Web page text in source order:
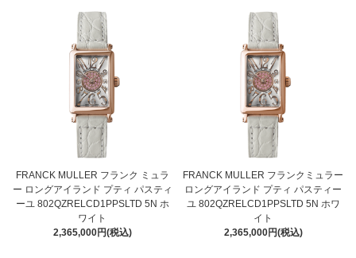
FRANCK MULLER フランク ミュラ
ー ロングアイランド プティ パスティ
ーユ 802QZRELCD1PPSLTD 5N ホ
ワイト
2,365,000円(税込)
FRANCK MULLER フランクミュラー
ロングアイランド プティ パスティー
ユ 802QZRELCD1PPSLTD 5N ホワ
イト
2,365,000円(税込)